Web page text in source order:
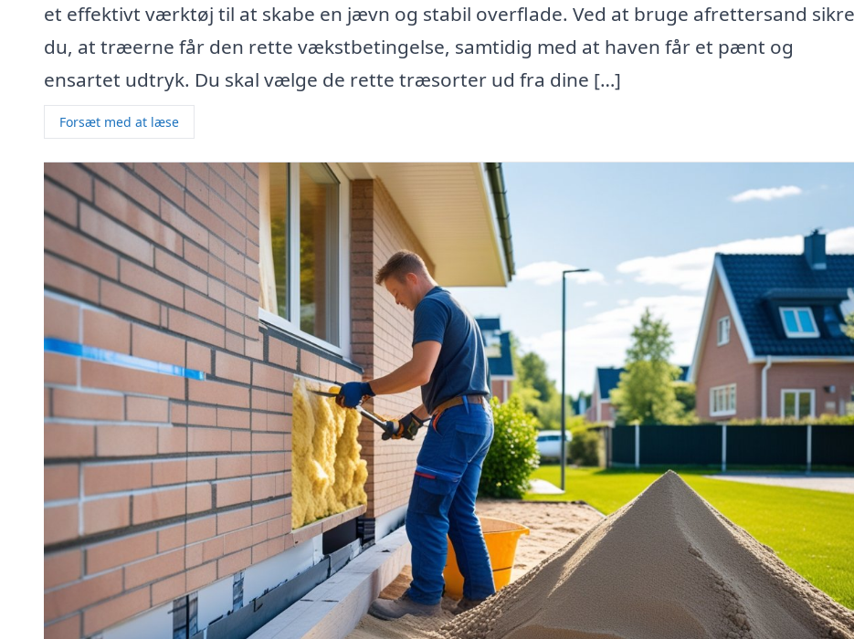
et effektivt værktøj til at skabe en jævn og stabil overflade. Ved at bruge afrettersand
du, at træerne får den rette vækstbetingelse, samtidig med at haven får et pænt og
ensartet udtryk. Du skal vælge de rette træsorter ud fra dine […]
Forsæt med at læse